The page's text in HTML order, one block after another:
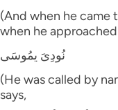
(And when he came
when he
نُودِىَ يمُوسَى
(He was called by
says,